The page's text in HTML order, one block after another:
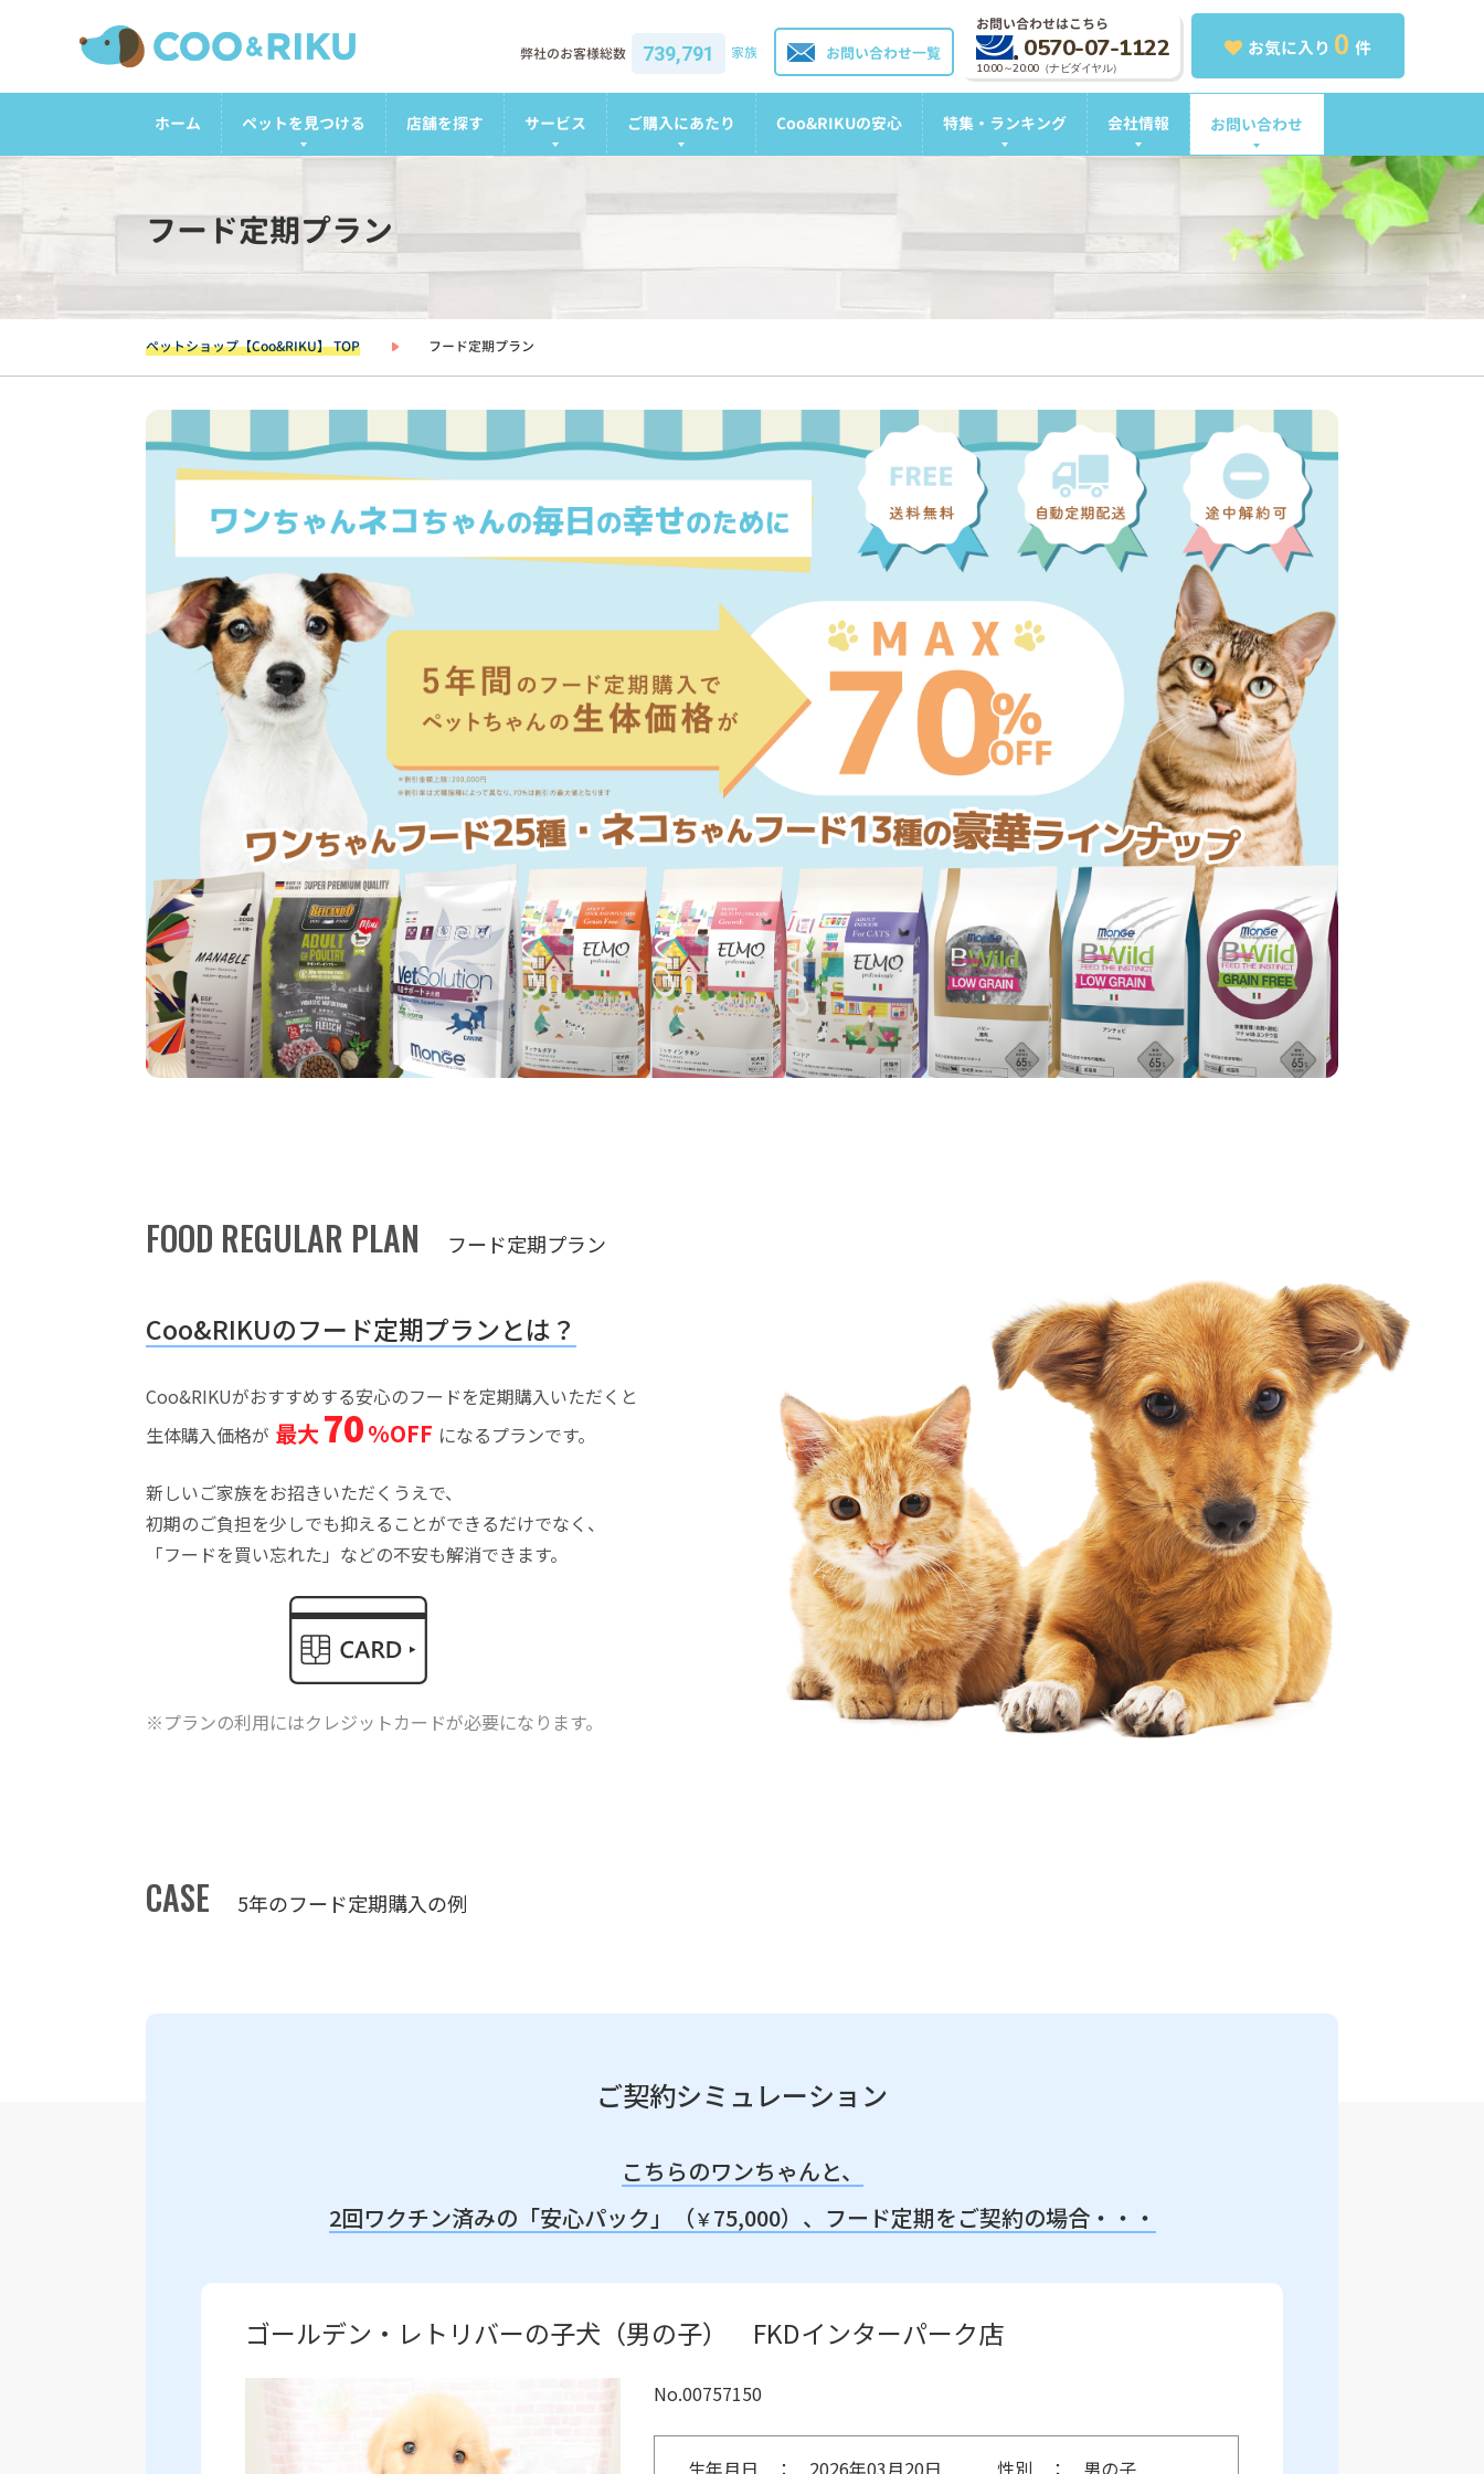
お気に入り 0 件
お問い合わせはこちら
0570-07-1122
10:00～20:00（ナビダイヤル）
お問い合わせ一覧
弊社のお客様総数 739,791 家族
ホーム ペットを見つける 店舗を探す サービス ご購入にあたり Coo&RIKUの安心 特集・ランキング 会社情報 お問い合わせ
フード定期プラン
ペットショップ【Coo&RIKU】 TOP フード定期プラン
FOOD REGULAR PLAN フード定期プラン
Coo&RIKUのフード定期プランとは？
Coo&RIKUがおすすめする安心のフードを定期購入いただくと
生体購入価格が 最大 70%OFF になるプランです。
新しいご家族をお招きいただくうえで、
初期のご負担を少しでも抑えることができるだけでなく、
「フードを買い忘れた」などの不安も解消できます。
※プランの利用にはクレジットカードが必要になります。
CASE 5年のフード定期購入の例
ご契約シミュレーション
こちらのワンちゃんと、
2回ワクチン済みの「安心パック」（￥75,000）、 フード定期をご契約の場合・・・
ゴールデン・レトリバーの子犬（男の子） FKDインターパーク店
No.00757150
生年月日 2026年03月20日 性別 男の子